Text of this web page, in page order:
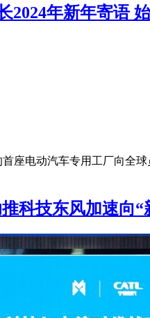
2024年新年寄语
座电动汽车专用工厂向全
科技东风加速向“